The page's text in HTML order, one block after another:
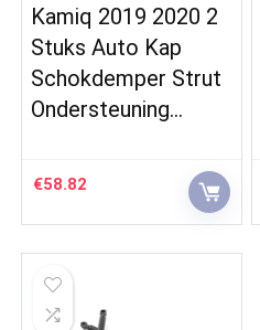
Kamiq 2019 2020 2
Stuks Auto Kap
Schokdemper Strut
Ondersteuning…
€58.82